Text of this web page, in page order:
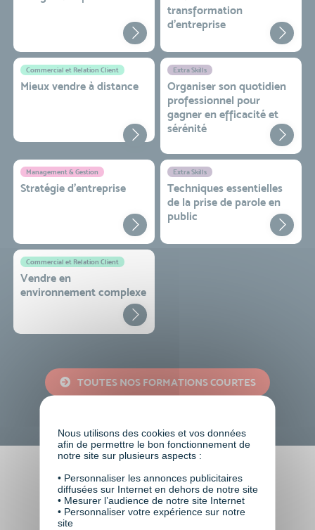
transformation
d'entreprise
Commercial et Relation Client
Mieux vendre à distance
Extra Skills
Organiser son quotidien
professionnel pour
gagner en efficacité et
sérénité
Management & Gestion
Stratégie d’entreprise
Extra Skills
Techniques essentielles
de la prise de parole en
public
Commercial et Relation Client
Vendre en
environnement complexe
TOUTES NOS FORMATIONS COURTES
Faire le choix de VISIPLUS
academy c’est
Nous utilisons des cookies et vos données
afin de permettre le bon fonctionnement de
notre site sur plusieurs aspects :
• Personnaliser les annonces publicitaires
diffusées sur Internet en dehors de notre site
• Mesurer l’audience de notre site Internet
• Personnaliser votre expérience sur notre
site